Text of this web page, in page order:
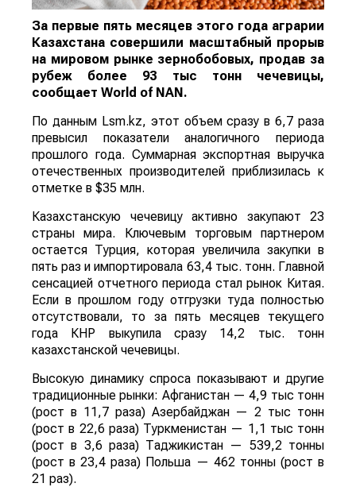
За первые пять месяцев этого года аграрии
Казахстана совершили масштабный прорыв
на мировом рынке зернобобовых, продав за
рубеж более 93 тыс тонн чечевицы,
сообщает World of NAN.
По данным Lsm.kz, этот объем сразу в 6,7 раза
превысил показатели аналогичного периода
прошлого года. Суммарная экспортная выручка
отечественных производителей приблизилась к
отметке в $35 млн.
Казахстанскую чечевицу активно закупают 23
страны мира. Ключевым торговым партнером
остается Турция, которая увеличила закупки в
пять раз и импортировала 63,4 тыс. тонн. Главной
сенсацией отчетного периода стал рынок Китая.
Если в прошлом году отгрузки туда полностью
отсутствовали, то за пять месяцев текущего
года КНР выкупила сразу 14,2 тыс. тонн
казахстанской чечевицы.
Высокую динамику спроса показывают и другие
традиционные рынки: Афганистан — 4,9 тыс тонн
(рост в 11,7 раза) Азербайджан — 2 тыс тонн
(рост в 22,6 раза) Туркменистан — 1,1 тыс тонн
(рост в 3,6 раза) Таджикистан — 539,2 тонны
(рост в 23,4 раза) Польша — 462 тонны (рост в
21 раз).